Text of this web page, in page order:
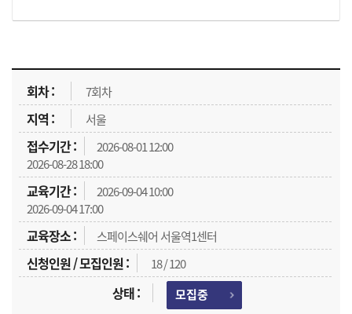
교육신청 목록을 나타낸 표로 회차, 지역, 접수기간, 교육기간, 교육장소, 신청인원/모집인원, 상태로 나뉘어 설명합니다.
7회차
서울
2026-08-01 12:00
2026-08-28 18:00
2026-09-04 10:00
2026-09-04 17:00
스페이스쉐어 서울역1센터
18 / 120
모집중